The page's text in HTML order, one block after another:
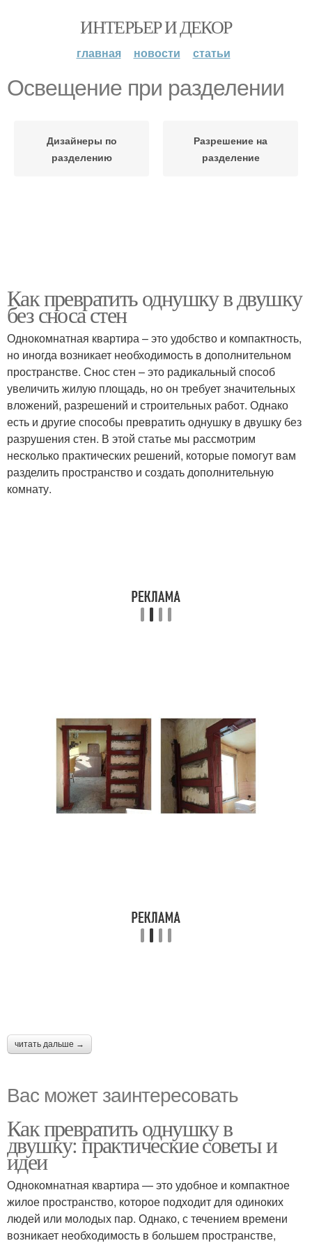
ИНТЕРЬЕР И ДЕКОР
главная новости статьи
Освещение при разделении
Дизайнеры по
разделению
Разрешение на
разделение
Как превратить однушку в двушку
без сноса стен
Однокомнатная квартира – это удобство и компактность,
но иногда возникает необходимость в дополнительном
пространстве. Снос стен – это радикальный способ
увеличить жилую площадь, но он требует значительных
вложений, разрешений и строительных работ. Однако
есть и другие способы превратить однушку в двушку без
разрушения стен. В этой статье мы рассмотрим
несколько практических решений, которые помогут вам
разделить пространство и создать дополнительную
комнату.
читать дальше →
Вас может заинтересовать
Как превратить однушку в
двушку: практические советы и
идеи
Однокомнатная квартира — это удобное и компактное
жилое пространство, которое подходит для одиноких
людей или молодых пар. Однако, с течением времени
возникает необходимость в большем пространстве,